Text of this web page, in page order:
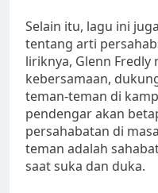
Selain itu, lagu ini
tentang arti
liriknya, Glenn
kebersamaan,
teman-teman di
pendengar akan
persahabatan di
teman adalah
saat suka dan duka.